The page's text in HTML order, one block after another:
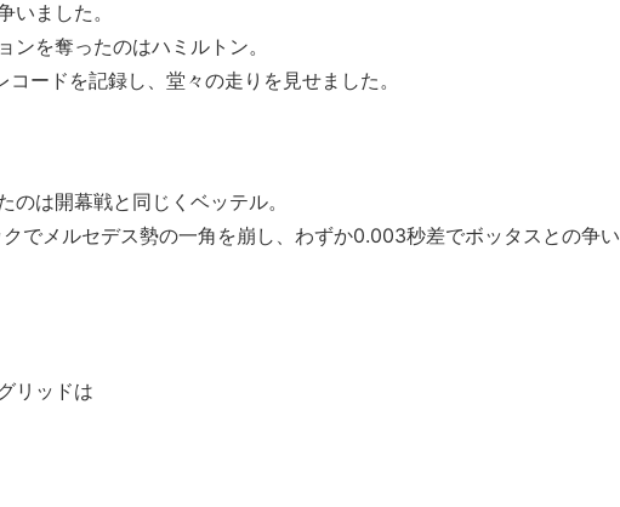
いました。
ンを奪ったのはハミルトン。
コードを記録し、堂々の走りを見せました。
のは開幕戦と同じくベッテル。
でメルセデス勢の一角を崩し、わずか0.003秒差でボッタスとの争い
リッドは